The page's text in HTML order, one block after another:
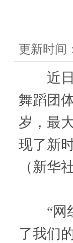
更新时间
近日
舞蹈团
岁，最
现了新
（新华
“网红
了我们